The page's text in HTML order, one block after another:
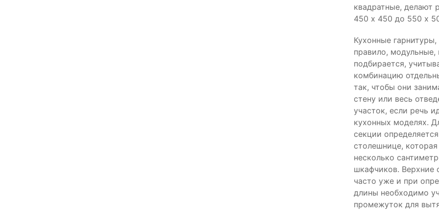
квадратные, делают
450 х 450 до 550 х
Кухонные гарнитуры,
правило, модульные,
подбирается,
комбинацию
так, чтобы они
стену или весь
участок, если речь
кухонных моделях.
секции
столешнице,
несколько
шкафчиков. Верхние
часто уже и при
длины необходимо
промежуток для